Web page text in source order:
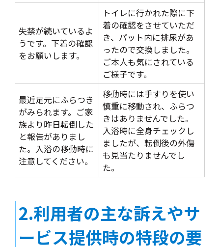
失禁が続いているよ
うです。下着の確認
をお願いします。
トイレに行かれた際に下
着の確認をさせていただ
き、パット内に排尿があ
ったので交換しました。
ご本人も気にされている
ご様子です。
最近足元にふらつき
がみられます。ご家
族より昨日転倒した
と報告がありまし
た。入浴の移動時に
注意してください。
移動時には手すりを使い
慎重に移動され、ふらつ
きはありませんでした。
入浴時に全身チェックし
ましたが、転倒後の外傷
も見当たりませんでし
た。
2.利用者の主な訴えやサ
ービス提供時の特段の要